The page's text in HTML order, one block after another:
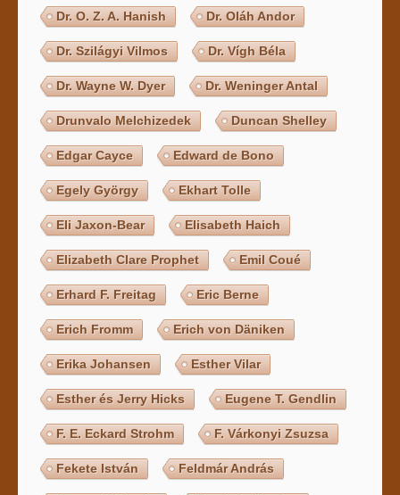
Dr. O. Z. A. Hanish Dr. Oláh Andor
Dr. Szilágyi Vilmos Dr. Vígh Béla
Dr. Wayne W. Dyer Dr. Weninger Antal
Drunvalo Melchizedek Duncan Shelley
Edgar Cayce Edward de Bono
Egely György Ekhart Tolle
Eli Jaxon-Bear Elisabeth Haich
Elizabeth Clare Prophet Emil Coué
Erhard F. Freitag Eric Berne
Erich Fromm Erich von Däniken
Erika Johansen Esther Vilar
Esther és Jerry Hicks Eugene T. Gendlin
F. E. Eckard Strohm F. Várkonyi Zsuzsa
Fekete István Feldmár András